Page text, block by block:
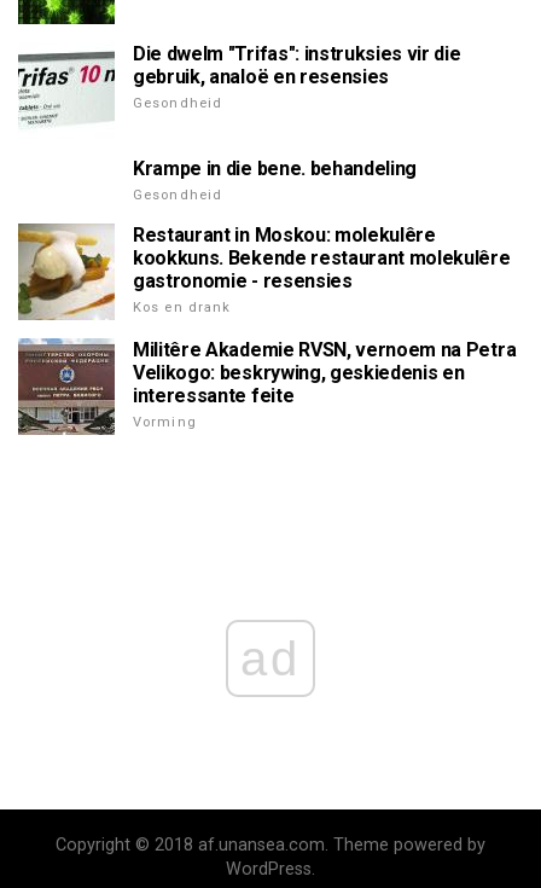
Die dwelm "Trifas": instruksies vir die
gebruik, analoë en resensies
Gesondheid
Krampe in die bene. behandeling
Gesondheid
Restaurant in Moskou: molekulêre
kookkuns. Bekende restaurant molekulêre
gastronomie - resensies
Kos en drank
Militêre Akademie RVSN, vernoem na Petra
Velikogo: beskrywing, geskiedenis en
interessante feite
Vorming
ad
Copyright © 2018 af.unansea.com. Theme powered by
WordPress.